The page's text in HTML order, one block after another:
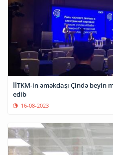
İİTKM-in əməkdaşı Çində
edib
16-08-2023